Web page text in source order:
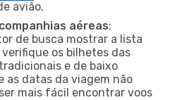
avião.
aéreas:
de busca mostrar a lista
os bilhetes das
e de baixo
as datas da viagem não
mais fácil encontrar voos